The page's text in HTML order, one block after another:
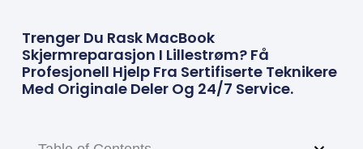
Trenger Du Rask MacBook
Skjermreparasjon I Lillestrøm? Få
Profesjonell Hjelp Fra Sertifiserte Teknikere
Med Originale Deler Og 24/7 Service.